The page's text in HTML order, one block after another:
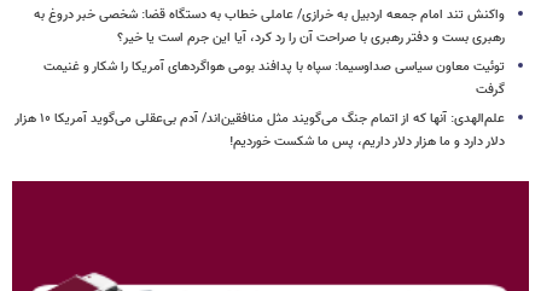
واکنش تند امام جمعه اردبیل به خرازی/ عاملی خطاب به دستگاه قضا: شخصی خبر دروغ به
رهبری بست و دفتر رهبری با صراحت آن را رد کرد، آیا این جرم است یا خیر؟
توئیت معاون سیاسی صداوسیما: سپاه با پدافند بومی هواگردهای آمریکا را شکار و غنیمت
گرفت
علم‌الهدی: آنها که از اتمام جنگ می‌گویند مثل منافقین‌اند/ آدم بی‌عقلی می‌گوید آمریکا ۱۰ هزار
دلار دارد و ما هزار دلار داریم، پس ما شکست خوردیم!